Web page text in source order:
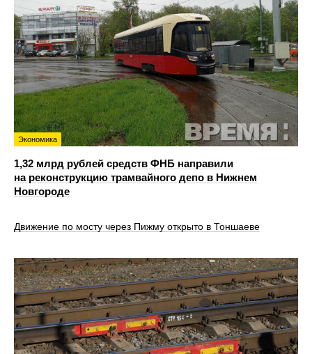
Экономика
1,32 млрд рублей средств ФНБ направили
на реконструкцию трамвайного депо в Нижнем
Новгороде
Движение по мосту через Пижму открыто в Тоншаеве